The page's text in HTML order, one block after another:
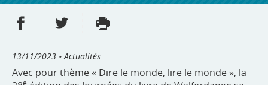
Partager sur Facebook
Partager sur Twitter
13/11/2023 • Actualités
Avec pour thème « Dire le monde, lire le monde », la
e